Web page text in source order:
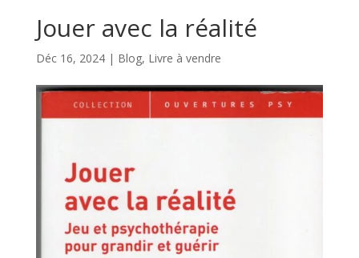
Jouer avec la réalité
Déc 16, 2024| Blog, Livre à vendre